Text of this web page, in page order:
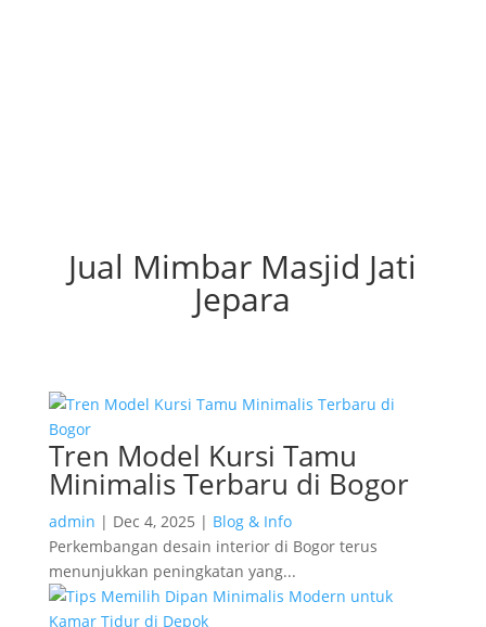
Jual Mimbar Masjid Jati
Jepara
Tren Model Kursi Tamu
Minimalis Terbaru di Bogor
admin | Dec 4, 2025 | Blog & Info
Perkembangan desain interior di Bogor terus
menunjukkan peningkatan yang...